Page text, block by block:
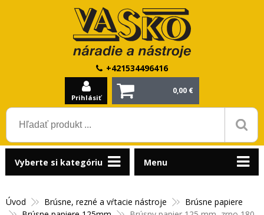
+421534496416
Prihlásiť
0,00 €
Úvod Brúsne, rezné a vŕtacie nástroje
Brúsne papiere
Vyberte si kategóriu Menu